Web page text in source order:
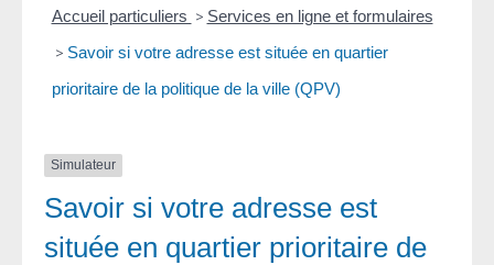
Accueil particuliers > Services en ligne et formulaires
> Savoir si votre adresse est située en quartier
prioritaire de la politique de la ville (QPV)
Simulateur
Savoir si votre adresse est
située en quartier prioritaire de